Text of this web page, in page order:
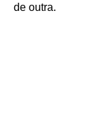
de outra.